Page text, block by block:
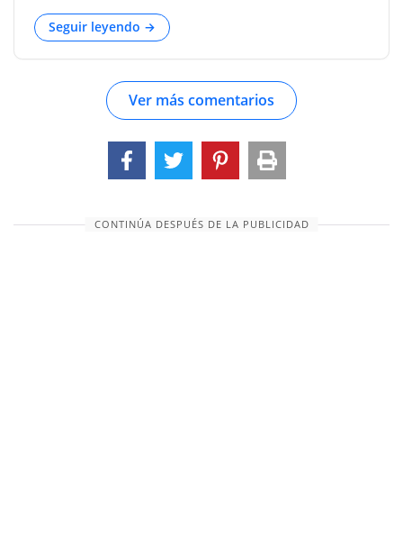
como han hecho muchos de los padres. Pero la
Escritura apenas lo deja registrado, sin elogio ni
la culpa. (Haydock)_...
Seguir leyendo →
Ver más comentarios
CONTINÚA DESPUÉS DE LA PUBLICIDAD